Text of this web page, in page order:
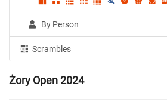
By Person
Scrambles
Żory Open 2024